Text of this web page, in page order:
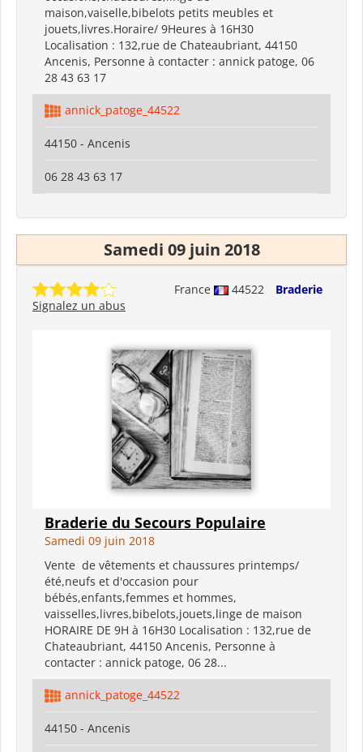
maison,vaiselle,bibelots petits meubles et
jouets,livres.Horaire/ 9Heures à 16H30
Localisation : 132,rue de Chateaubriant, 44150
Ancenis, Personne à contacter : annick patoge, 06
28 43 63 17
annick_patoge_44522
44150 - Ancenis
06 28 43 63 17
Samedi 09 juin 2018
France 44522
Braderie
Signalez un abus
Braderie du Secours Populaire
Samedi 09 juin 2018
Vente de vêtements et chaussures printemps/
été,neufs et d'occasion pour
bébés,enfants,femmes et hommes,
vaisselles,livres,bibelots,jouets,linge de maison
HORAIRE DE 9H à 16H30 Localisation : 132,rue de
Chateaubriant, 44150 Ancenis, Personne à
contacter : annick patoge, 06 28...
annick_patoge_44522
44150 - Ancenis